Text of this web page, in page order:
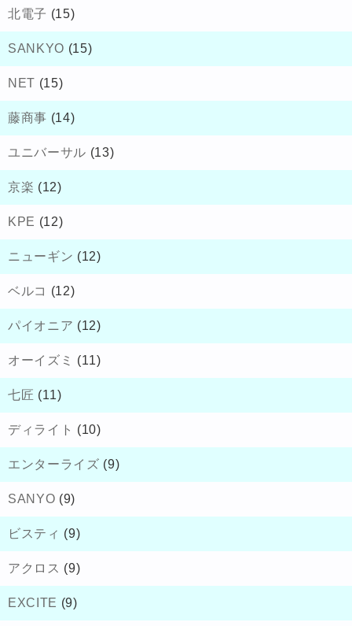
北電子 (15)
SANKYO (15)
NET (15)
藤商事 (14)
ユニバーサル (13)
京楽 (12)
KPE (12)
ニューギン (12)
ベルコ (12)
パイオニア (12)
オーイズミ (11)
七匠 (11)
ディライト (10)
エンターライズ (9)
SANYO (9)
ビスティ (9)
アクロス (9)
EXCITE (9)